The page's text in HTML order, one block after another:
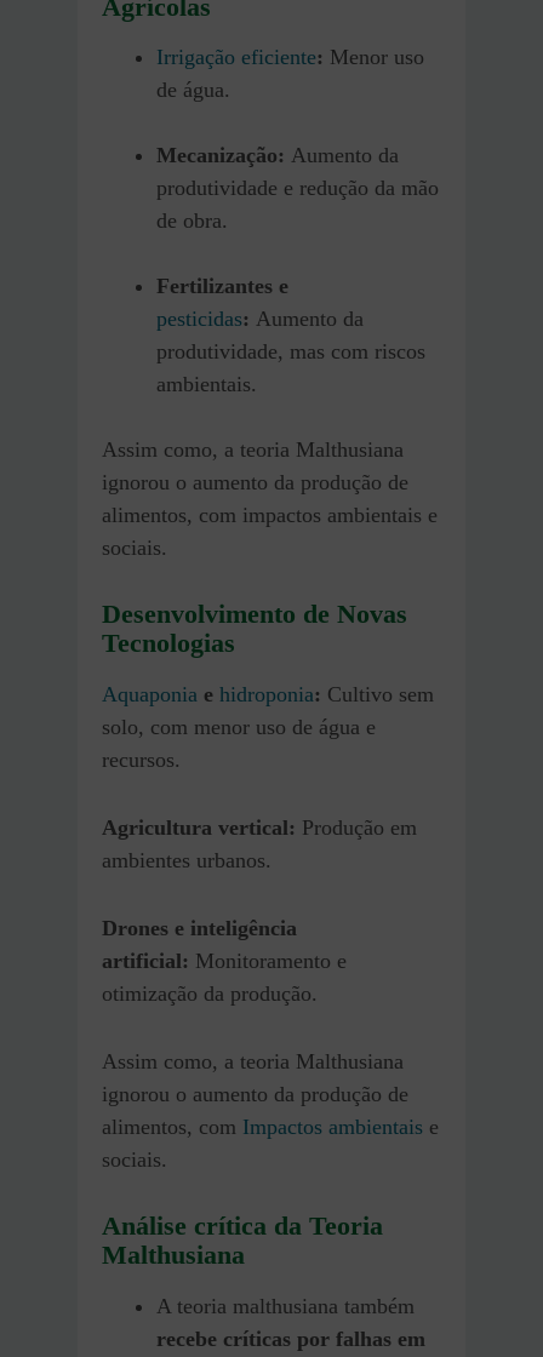
Agrícolas
Irrigação eficiente: Menor uso
de água.
Mecanização: Aumento da
produtividade e redução da mão
de obra.
Fertilizantes e
pesticidas: Aumento da
produtividade, mas com riscos
ambientais.
Assim como, a teoria Malthusiana
ignorou o aumento da produção de
alimentos, com impactos ambientais e
sociais.
Desenvolvimento de Novas
Tecnologias
Aquaponia e hidroponia: Cultivo sem
solo, com menor uso de água e
recursos.
Agricultura vertical: Produção em
ambientes urbanos.
Drones e inteligência
artificial: Monitoramento e
otimização da produção.
Assim como, a teoria Malthusiana
ignorou o aumento da produção de
alimentos, com Impactos ambientais e
sociais.
Análise crítica da Teoria
Malthusiana
A teoria malthusiana também
recebe críticas por falhas em